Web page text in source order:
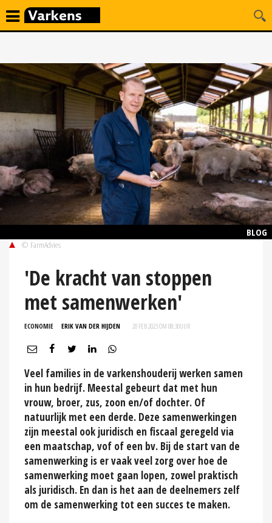
BLOG
© FarmAdvies
'De kracht van stoppen
met samenwerken'
ECONOMIE ERIK VAN DER HIJDEN 20 FEB 2023 OM 08:30UUR
Veel families in de varkenshouderij werken samen
in hun bedrijf. Meestal gebeurt dat met hun
vrouw, broer, zus, zoon en/of dochter. Of
natuurlijk met een derde. Deze samenwerkingen
zijn meestal ook juridisch en fiscaal geregeld via
een maatschap, vof of een bv. Bij de start van de
samenwerking is er vaak veel zorg over hoe de
samenwerking moet gaan lopen, zowel praktisch
als juridisch. En dan is het aan de deelnemers zelf
om de samenwerking tot een succes te maken.